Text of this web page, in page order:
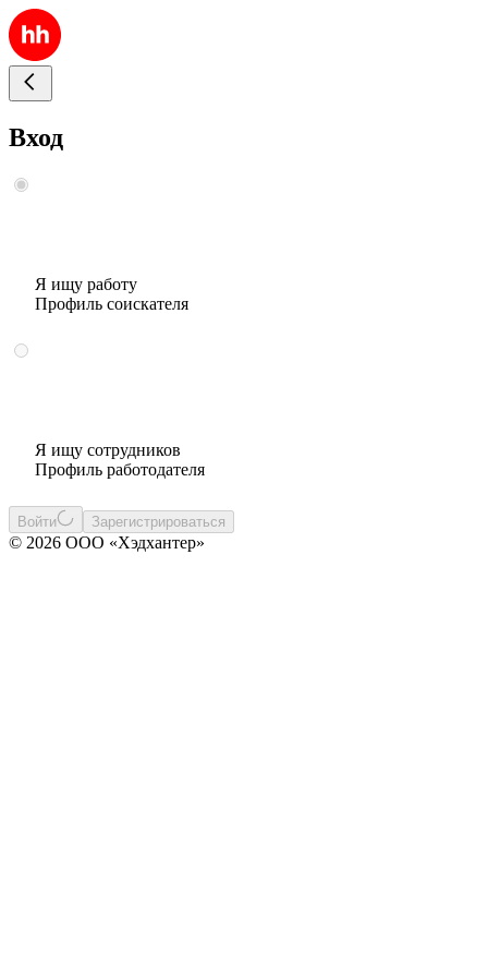
Вход
Я ищу работу
Профиль соискателя
Я ищу сотрудников
Профиль работодателя
Войти Зарегистрироваться
© 2026 ООО «Хэдхантер»